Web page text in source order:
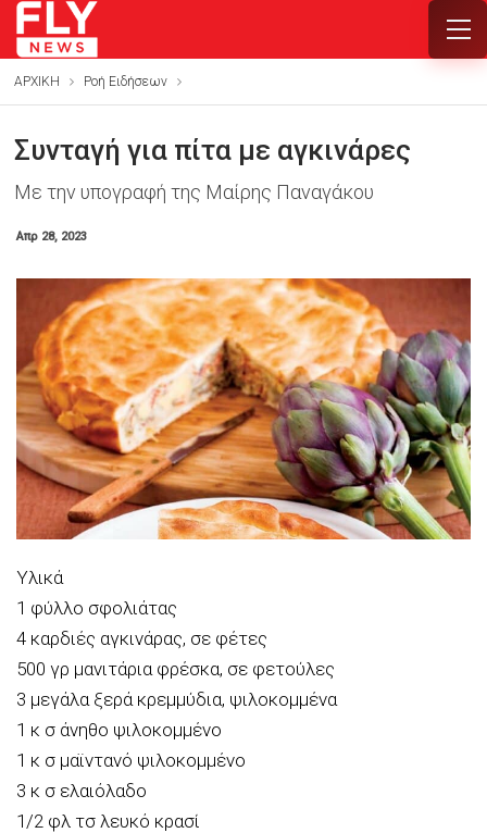
ΑΡΧΙΚΗ Ροή Ειδήσεων
Συνταγή για πίτα με αγκινάρες
Με την υπογραφή της Μαίρης Παναγάκου
Απρ 28, 2023
Υλικά
1 φύλλο σφολιάτας
4 καρδιές αγκινάρας, σε φέτες
500 γρ μανιτάρια φρέσκα, σε φετούλες
3 μεγάλα ξερά κρεμμύδια, ψιλοκομμένα
1 κ σ άνηθο ψιλοκομμένο
1 κ σ μαϊντανό ψιλοκομμένο
3 κ σ ελαιόλαδο
1/2 φλ τσ λευκό κρασί